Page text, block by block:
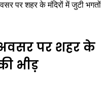
पर शहर के मंदिरों में जुटी भगतों
पर शहर के
भीड़